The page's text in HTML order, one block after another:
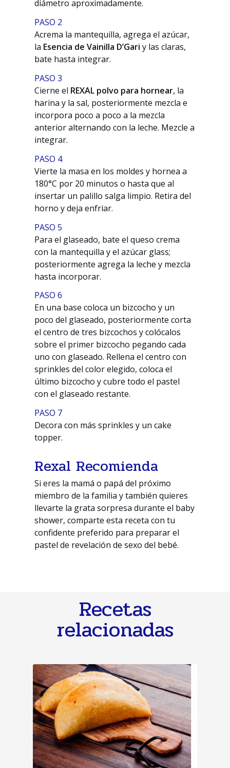
diámetro aproximadamente.
PASO 2
Acrema la mantequilla, agrega el azúcar,
la Esencia de Vainilla D’Gari y las claras,
bate hasta integrar.
PASO 3
Cierne el REXAL polvo para hornear, la
harina y la sal, posteriormente mezcla e
incorpora poco a poco a la mezcla
anterior alternando con la leche. Mezcle a
integrar.
PASO 4
Vierte la masa en los moldes y hornea a
180°C por 20 minutos o hasta que al
insertar un palillo salga limpio. Retira del
horno y deja enfriar.
PASO 5
Para el glaseado, bate el queso crema
con la mantequilla y el azúcar glass;
posteriormente agrega la leche y mezcla
hasta incorporar.
PASO 6
En una base coloca un bizcocho y un
poco del glaseado, posteriormente corta
el centro de tres bizcochos y colócalos
sobre el primer bizcocho pegando cada
uno con glaseado. Rellena el centro con
sprinkles del color elegido, coloca el
último bizcocho y cubre todo el pastel
con el glaseado restante.
PASO 7
Decora con más sprinkles y un cake
topper.
Rexal Recomienda
Si eres la mamá o papá del próximo
miembro de la familia y también quieres
llevarte la grata sorpresa durante el baby
shower, comparte esta receta con tu
confidente preferido para preparar el
pastel de revelación de sexo del bebé.
Recetas
relacionadas